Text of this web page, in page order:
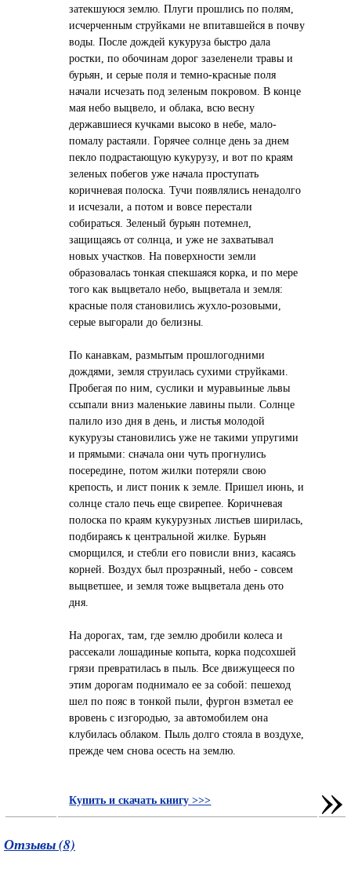
затекшуюся землю. Плуги прошлись по полям,
исчерченным струйками не впитавшейся в почву
воды. После дождей кукуруза быстро дала
ростки, по обочинам дорог зазеленели травы и
бурьян, и серые поля и темно-красные поля
начали исчезать под зеленым покровом. В конце
мая небо выцвело, и облака, всю весну
державшиеся кучками высоко в небе, мало-
помалу растаяли. Горячее солнце день за днем
пекло подрастающую кукурузу, и вот по краям
зеленых побегов уже начала проступать
коричневая полоска. Тучи появлялись ненадолго
и исчезали, а потом и вовсе перестали
собираться. Зеленый бурьян потемнел,
защищаясь от солнца, и уже не захватывал
новых участков. На поверхности земли
образовалась тонкая спекшаяся корка, и по мере
того как выцветало небо, выцветала и земля:
красные поля становились жухло-розовыми,
серые выгорали до белизны.
По канавкам, размытым прошлогодними
дождями, земля струилась сухими струйками.
Пробегая по ним, суслики и муравьиные львы
ссыпали вниз маленькие лавины пыли. Солнце
палило изо дня в день, и листья молодой
кукурузы становились уже не такими упругими
и прямыми: сначала они чуть прогнулись
посередине, потом жилки потеряли свою
крепость, и лист поник к земле. Пришел июнь, и
солнце стало печь еще свирепее. Коричневая
полоска по краям кукурузных листьев ширилась,
подбираясь к центральной жилке. Бурьян
сморщился, и стебли его повисли вниз, касаясь
корней. Воздух был прозрачный, небо - совсем
выцветшее, и земля тоже выцветала день ото
дня.
На дорогах, там, где землю дробили колеса и
рассекали лошадиные копыта, корка подсохшей
грязи превратилась в пыль. Все движущееся по
этим дорогам поднимало ее за собой: пешеход
шел по пояс в тонкой пыли, фургон взметал ее
вровень с изгородью, за автомобилем она
клубилась облаком. Пыль долго стояла в воздухе,
прежде чем снова осесть на землю.
Купить и скачать книгу >>> »
Отзывы (8)